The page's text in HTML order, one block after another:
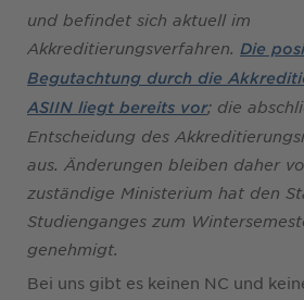
und befindet sich aktuell im
Akkreditierungsverfahren. Die
Begutachtung durch die
ASIIN liegt bereits vor; die
Entscheidung des
aus. Änderungen bleiben daher
zuständige Ministerium hat den
Studienganges zum
genehmigt.
Bei uns gibt es keinen NC und